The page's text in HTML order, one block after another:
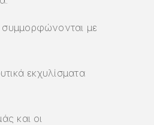
συμμορφώνονται με
εκχυλίσματα
και οι